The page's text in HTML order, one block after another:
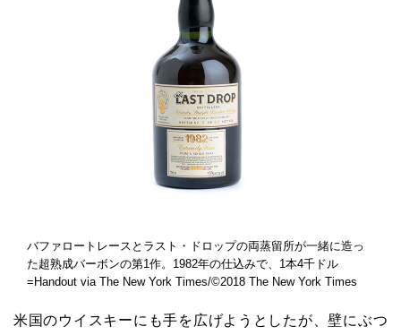
バファロートレースとラスト・ドロップの両蒸留所が一緒に造っ
た超熟成バーボンの第1作。1982年の仕込みで、1本4千ドル
=Handout via The New York Times/©2018 The New York Times
米国のウイスキーにも手を広げようとしたが、壁にぶつ